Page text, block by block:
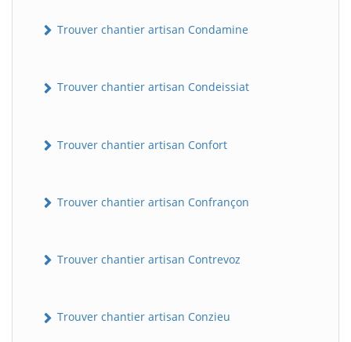
Trouver chantier artisan Condamine
Trouver chantier artisan Condeissiat
Trouver chantier artisan Confort
Trouver chantier artisan Confrançon
Trouver chantier artisan Contrevoz
Trouver chantier artisan Conzieu